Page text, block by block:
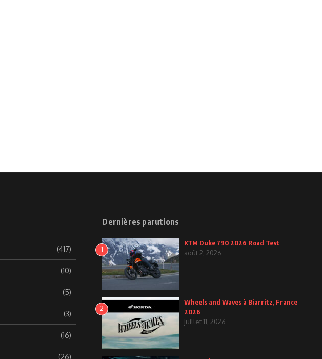
(417)
(10)
(5)
(3)
(16)
(26)
Dernières parutions
1
KTM Duke 790 2026 Road Test
août 2, 2026
2
Wheels and Waves à Biarritz, France
2026
juillet 11, 2026